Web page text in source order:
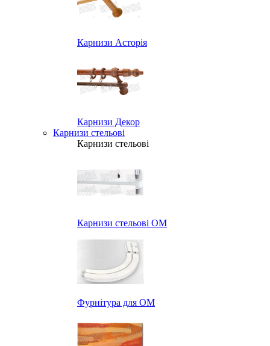
Карнизи Асторія
Карнизи Декор
Карнизи стельові
Карнизи стельові
Карнизи стельові ОМ
Фурнітура для ОМ